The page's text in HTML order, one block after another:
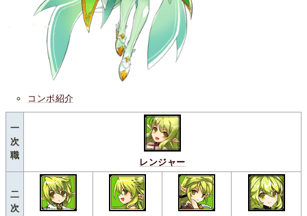
コンボ紹介
一
次
職
レンジャー
二
次